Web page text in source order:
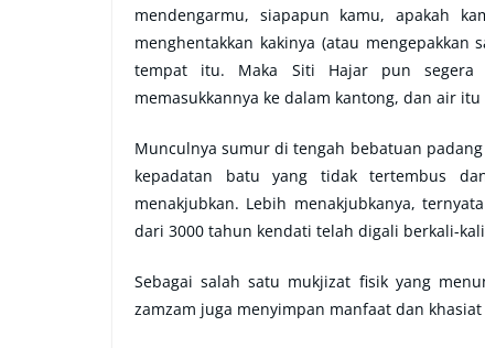
mendengarmu, siapapun kamu, apakah
menghentakkan kakinya (atau
tempat itu. Maka Siti Hajar pun
memasukkannya ke dalam kantong, dan air
Munculnya sumur di tengah bebatuan
kepadatan batu yang tidak tertembus
menakjubkan. Lebih menakjubkanya,
dari 3000 tahun kendati telah digali berkali-
Sebagai salah satu mukjizat fisik yang
zamzam juga menyimpan manfaat dan